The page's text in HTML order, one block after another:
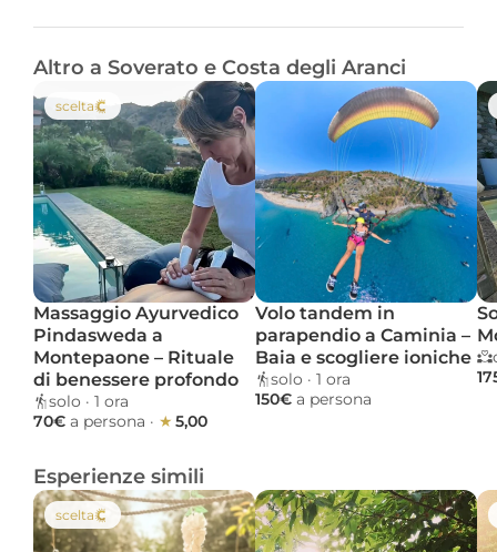
Altro a Soverato e Costa degli Aranci
scelta
Massaggio Ayurvedico
Pindasweda a
Montepaone – Rituale
di benessere profondo
solo · 1 ora
70€ a persona · ★ 5,00
Volo tandem in
parapendio a Caminia –
Baia e scogliere ioniche
solo · 1 ora
150€ a persona
Esperienze simili
scelta